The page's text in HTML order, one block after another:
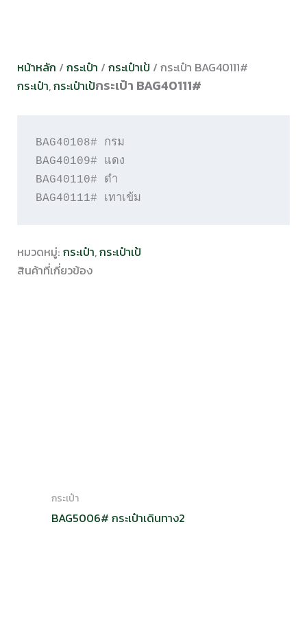
หน้าหลัก /กระเป๋า /กระเป๋าเป้ / กระเป๋า BAG40111#
กระเป๋า,กระเป๋าเป้กระเป๋า BAG40111#
BAG40108# กรม
BAG40109# แดง
BAG40110# ดำ
BAG40111# เทาเข้ม
หมวดหมู่:กระเป๋า,กระเป๋าเป้
สินค้าที่เกี่ยวข้อง
กระเป๋า
BAG5006# กระเป๋าเดินทาง2